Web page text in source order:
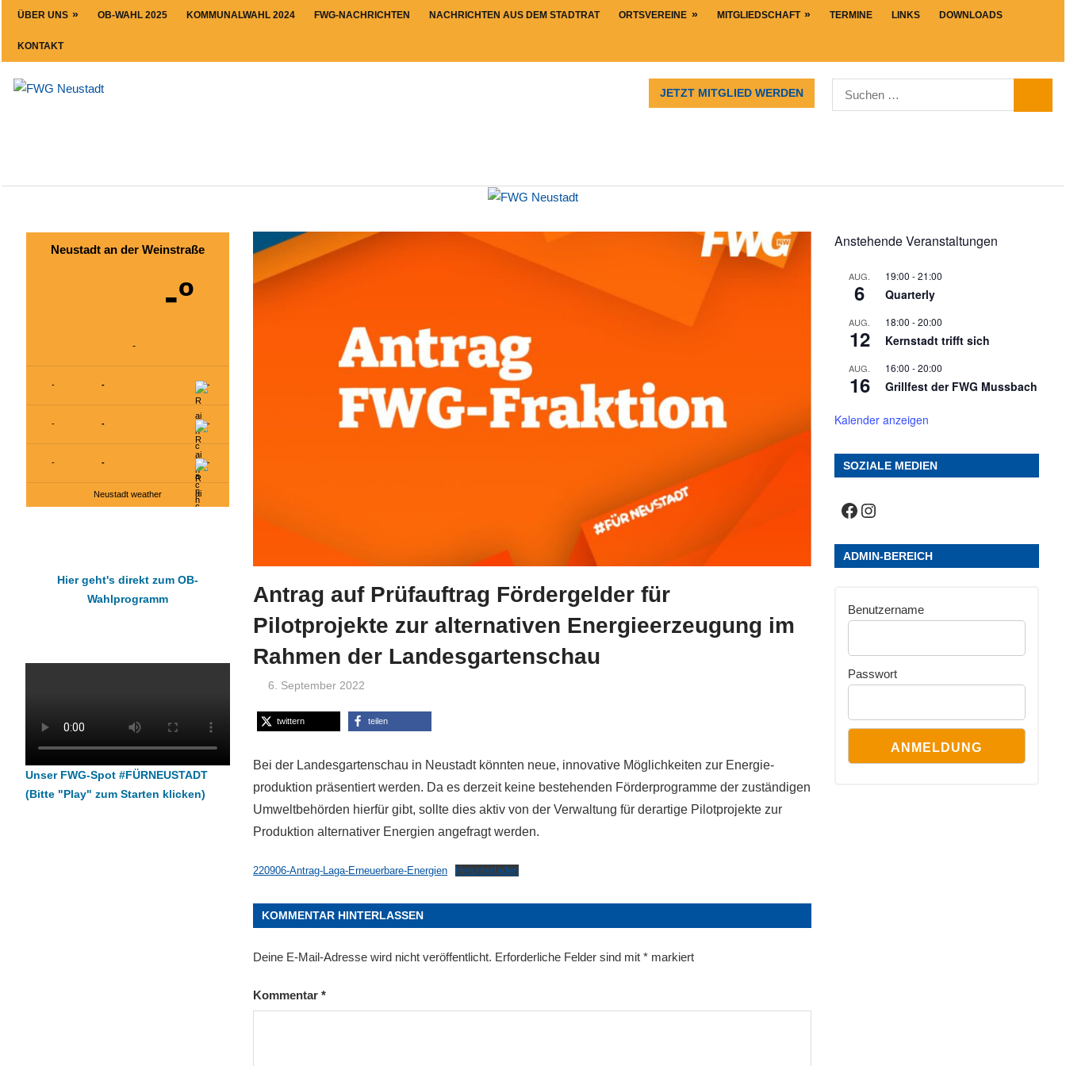
Zum
springen
ÜBER UNS OB-WAHL 2025 KOMMUNALWAHL 2024 FWG-NACHRICHTEN NACHRICHTEN AUS DEM STADTRAT ORTSVEREINE MITGLIEDSCHAFT TERMINE LINKS DOWNLOADS
KONTAKT
Suchen
nach:
JETZT MITGLIED WERDEN
Antrag auf Prüfauftrag Fördergelder für
Pilotprojekte zur alternativen Energieerzeugung im
Rahmen der Landesgartenschau
6. September 2022
twittern teilen
Bei der Landesgartenschau in Neustadt könnten neue, innovative Möglichkeiten zur Energie-
produktion präsentiert werden. Da es derzeit keine bestehenden Förderprogramme der zuständigen
Umweltbehörden hierfür gibt, sollte dies aktiv von der Verwaltung für derartige Pilotprojekte zur
Produktion alternativer Energien angefragt werden.
220906-Antrag-Laga-Erneuerbare-Energien Herunterladen
KOMMENTAR HINTERLASSEN
Deine E-Mail-Adresse wird nicht veröffentlicht. Erforderliche Felder sind mit* markiert
Kommentar*
Neustadt an der Weinstraße
-º
-
- - -
- - -
- - -
Neustadt weather
Hier geht's direkt zum OB-
Wahlprogramm
Unser FWG-Spot #FÜRNEUSTADT
(Bitte "Play" zum Starten klicken)
Anstehende Veranstaltungen
AUG.
6
19:00 -21:00
Quarterly
AUG.
12
18:00 -20:00
Kernstadt trifft sich
AUG.
16
16:00 -20:00
Grillfest der FWG Mussbach
Kalender anzeigen
SOZIALE MEDIEN
Facebook
Instagram
ADMIN-BEREICH
Benutzername
Passwort